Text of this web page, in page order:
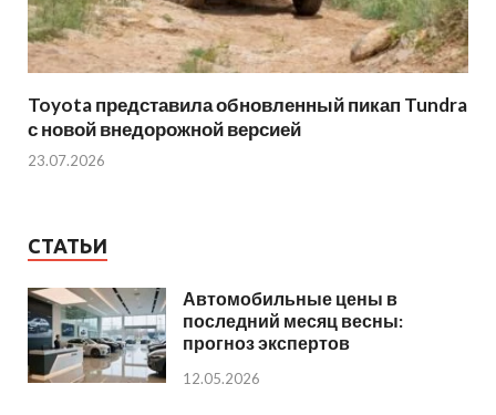
Toyota представила обновленный пикап Tundra
с новой внедорожной версией
23.07.2026
СТАТЬИ
Автомобильные цены в
последний месяц весны:
прогноз экспертов
12.05.2026